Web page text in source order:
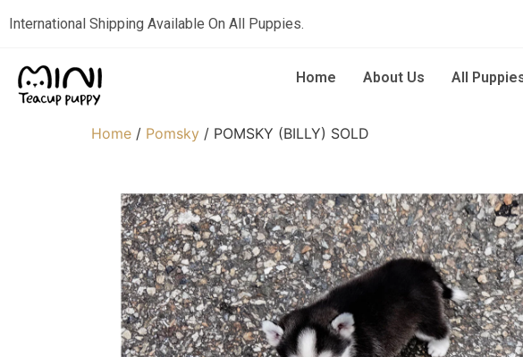
International Shipping Available On All Puppies.
Home About Us All
Home / Pomsky / POMSKY (BILLY) SOLD